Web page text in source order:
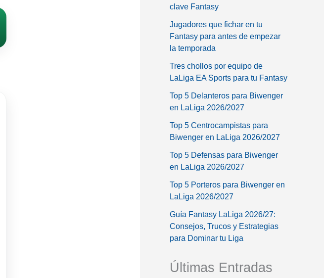
clave Fantasy
Jugadores que fichar en tu
Fantasy para antes de empezar
la temporada
Tres chollos por equipo de
LaLiga EA Sports para tu Fantasy
Top 5 Delanteros para Biwenger
en LaLiga 2026/2027
Top 5 Centrocampistas para
Biwenger en LaLiga 2026/2027
Top 5 Defensas para Biwenger
en LaLiga 2026/2027
Top 5 Porteros para Biwenger en
LaLiga 2026/2027
Guía Fantasy LaLiga 2026/27:
Consejos, Trucos y Estrategias
para Dominar tu Liga
Últimas Entradas